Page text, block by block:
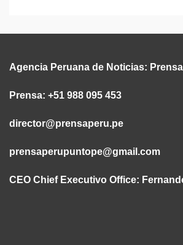
Agencia Peruana de Noticias:
Prensa: +51 988 095 453
director@prensaperu.pe
prensaperupuntope@gmail.com
CEO Chief Executivo Office: